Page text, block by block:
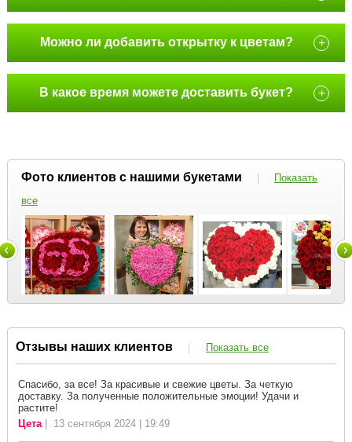
Можно ли добавить открытку к цветам? +
В какое время можете доставить букет? +
Фото клиентов с нашими букетами |
Показать
все
Отзывы наших клиентов | Показать все
Спасибо, за все! За красивые и свежие цветы. За четкую
доставку. За полученные положительные эмоции! Удачи и
растите!
Цета| 13 сентября 2024 | 19:49